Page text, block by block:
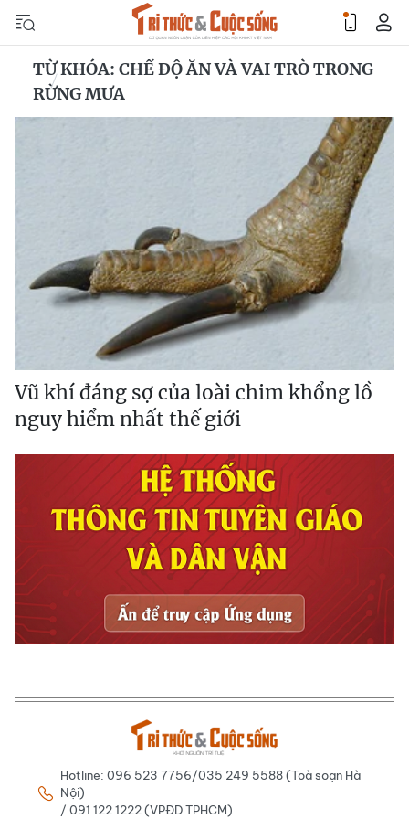
TỪ KHÓA: CHẾ ĐỘ ĂN VÀ VAI TRÒ TRONG
RỪNG MƯA
Vũ khí đáng sợ của loài chim khổng lồ
nguy hiểm nhất thế giới
Hotline: 096 523 7756/035 249 5588 (Toà soạn Hà
Nội)
/ 091 122 1222 (VPĐD TPHCM)